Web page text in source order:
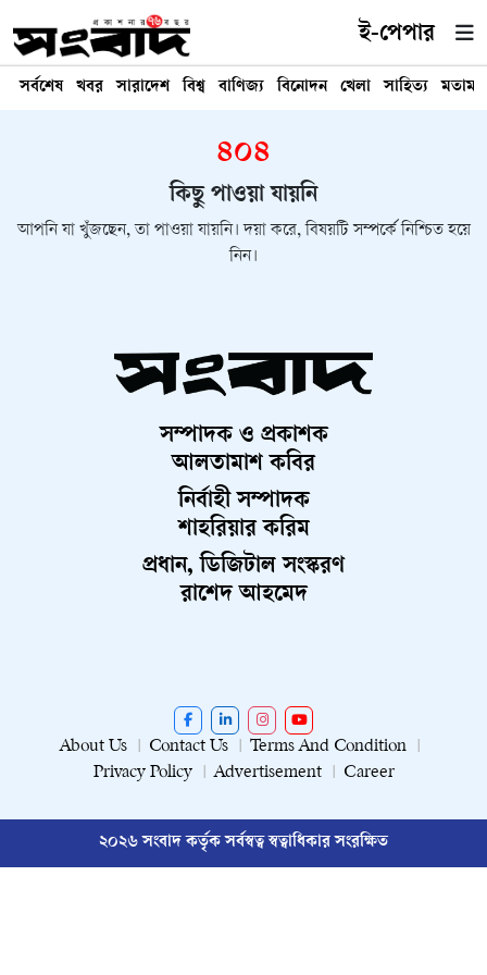
ই-পেপার
সর্বশেষ খবর সারাদেশ বিশ্ব বাণিজ্য বিনোদন খেলা সাহিত্য মতামত
৪০৪
কিছু পাওয়া যায়নি
আপনি যা খুঁজছেন, তা পাওয়া যায়নি। দয়া করে, বিষয়টি সম্পর্কে নিশ্চিত হয়ে
নিন।
সম্পাদক ও প্রকাশক
আলতামাশ কবির
নির্বাহী সম্পাদক
শাহরিয়ার করিম
প্রধান, ডিজিটাল সংস্করণ
রাশেদ আহমেদ
About Us Contact Us
Terms And Condition
Privacy Policy
Advertisement Career
২০২৬ সংবাদ কর্তৃক সর্বস্বত্ব স্বত্বাধিকার সংরক্ষিত